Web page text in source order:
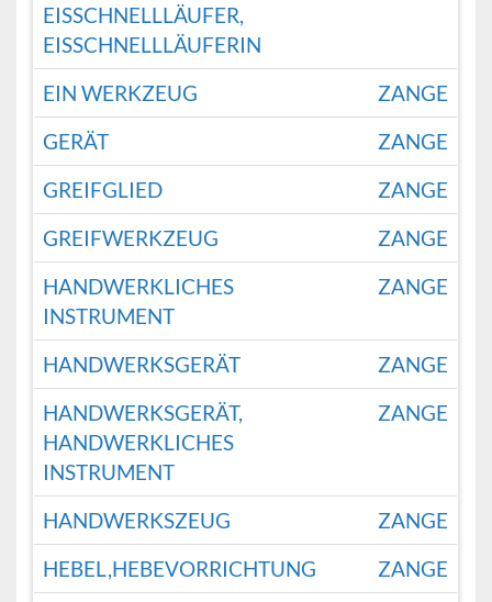
EISSCHNELLLÄUFER,
EISSCHNELLLÄUFERIN
EIN WERKZEUG
ZANGE
GERÄT
ZANGE
GREIFGLIED
ZANGE
GREIFWERKZEUG
ZANGE
HANDWERKLICHES
INSTRUMENT
ZANGE
HANDWERKSGERÄT
ZANGE
HANDWERKSGERÄT,
HANDWERKLICHES
INSTRUMENT
ZANGE
HANDWERKSZEUG
ZANGE
HEBEL,HEBEVORRICHTUNG
ZANGE